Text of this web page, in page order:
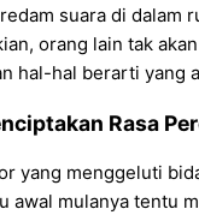
suara di dalam
orang lain tak
hal-hal berarti yang
Rasa
yang menggeluti
awal mulanya tentu